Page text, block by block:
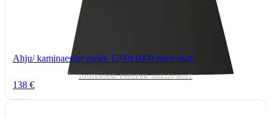
Ahju/ kaminaesine plekk 1200x1000 must matt
TOOTEKOOD: ESIPLEKK-100X120-MUST
138 €